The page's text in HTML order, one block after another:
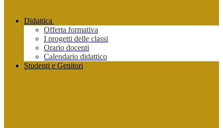
Didattica
Offerta formativa
I progetti delle classi
Orario docenti
Calendario didattico
Studenti e Genitori